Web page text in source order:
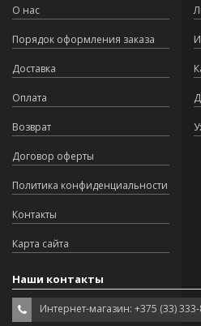
О нас
Порядок оформления заказа
Доставка
Оплата
Возврат
Договор оферты
Политика конфиденциальности
Контакты
Карта сайта
Наши контакты
Интернет-магазин: +375 (33)